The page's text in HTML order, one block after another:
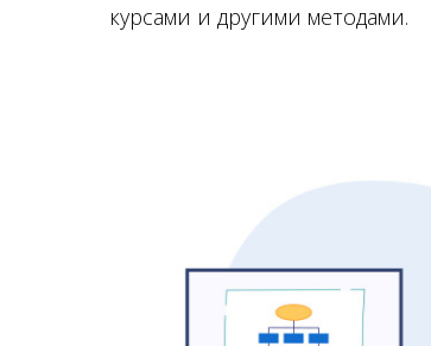
курсами и другими методами.